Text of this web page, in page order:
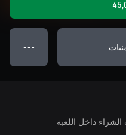
● ● ●
داخل اللعبة